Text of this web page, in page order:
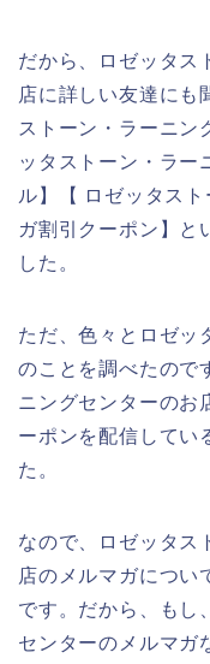
だから、ロゼッタス
店に詳しい友達にも
ストーン・ラーニン
ッタストーン・ラー
ル】【 ロゼッタス
ガ割引クーポン】と
した。
ただ、色々とロゼッ
のことを調べたので
ニングセンターのお
ーポンを配信してい
た。
なので、ロゼッタス
店のメルマガについ
です。だから、もし
センターのメルマガ